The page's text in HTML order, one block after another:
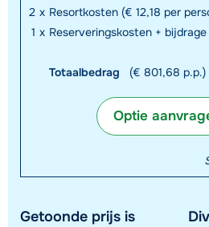
2 x Resortkosten (€ 12,18 per
1 x Reserveringskosten + bijdrage
Totaalbedrag (€ 801,68 p.p.)
Optie
Getoonde prijs is